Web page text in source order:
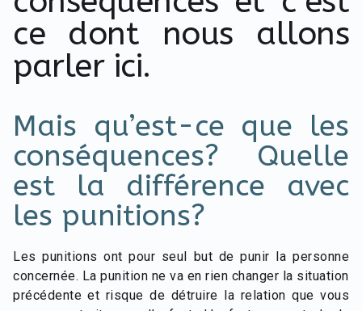
ce dont nous allons
parler ici.
Mais qu’est-ce que les
conséquences? Quelle
est la différence avec
les punitions?
Les punitions ont pour seul but de punir la personne
concernée. La punition ne va en rien changer la situation
précédente et risque de détruire la relation que vous